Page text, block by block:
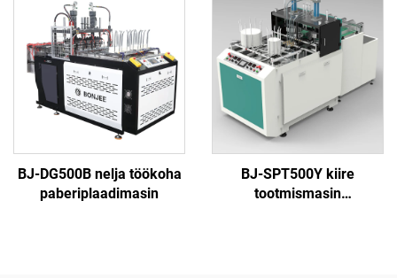
BJ-DG500B nelja töökoha
paberiplaadimasin
BJ-SPT500Y kiire
tootmismasin